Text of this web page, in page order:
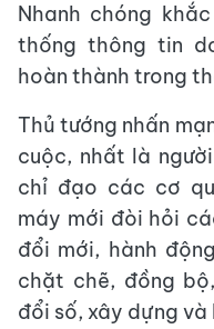
Nhanh chóng
thống thông tin
hoàn thành trong
Thủ tướng nhấn
cuộc, nhất là
chỉ đạo các cơ
máy mới đòi hỏi
đổi mới, hành
chặt chẽ, đồng
đổi số, xây dựng